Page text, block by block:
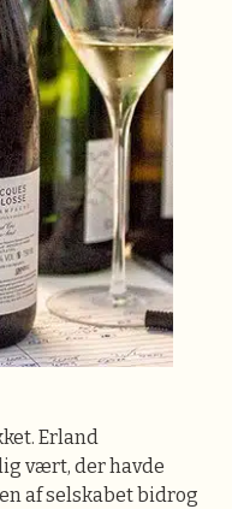
Erland
vært, der havde
af selskabet bidrog